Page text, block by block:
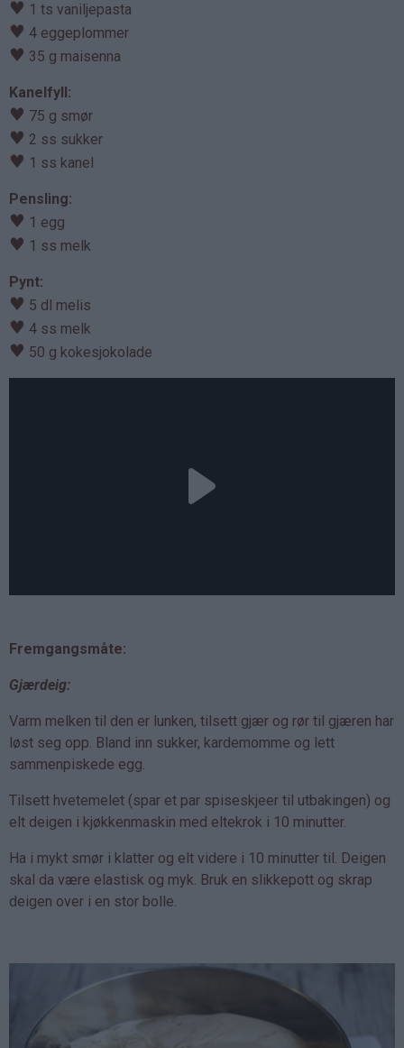
♥ 1 ts vaniljepasta
♥ 4 eggeplommer
♥ 35 g maisenna
Kanelfyll:
♥ 75 g smør
♥ 2 ss sukker
♥ 1 ss kanel
Pensling:
♥ 1 egg
♥ 1 ss melk
Pynt:
♥ 5 dl melis
♥ 4 ss melk
♥ 50 g kokesjokolade
Fremgangsmåte:
Gjærdeig:
Varm melken til den er lunken, tilsett gjær og rør til gjæren har
løst seg opp. Bland inn sukker, kardemomme og lett
sammenpiskede egg.
Tilsett hvetemelet (spar et par spiseskjeer til utbakingen) og
elt deigen i kjøkkenmaskin med eltekrok i 10 minutter.
Ha i mykt smør i klatter og elt videre i 10 minutter til. Deigen
skal da være elastisk og myk. Bruk en slikkepott og skrap
deigen over i en stor bolle.